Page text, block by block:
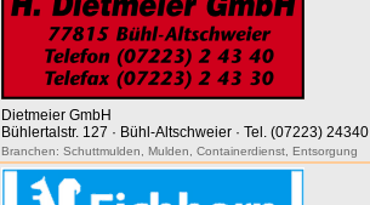
Dietmeier GmbH
Bühlertalstr. 127 · Bühl-Altschweier · Tel. (07223) 24340
Branchen:Schuttmulden ,Mulden ,Containerdienst ,Entsorgung